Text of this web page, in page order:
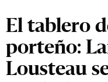
El tablero
porteño:
Lousteau